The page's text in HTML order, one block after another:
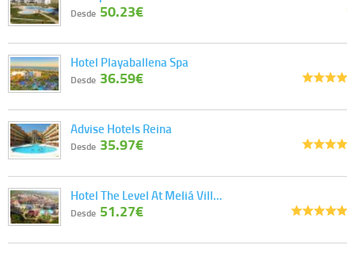
Desde 50.23€
Hotel Playaballena Spa
Desde 36.59€
Advise Hotels Reina
Desde 35.97€
Hotel The Level At Meliá Vill…
Desde 51.27€